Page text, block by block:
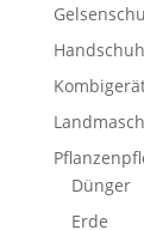
Dünger
Erde